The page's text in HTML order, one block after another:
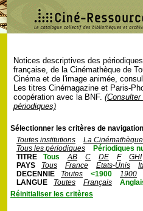
Notices descriptives des
française, de la Cinémathèque de
Cinéma et de l'image animée,
Les titres Cinémagazine et Paris-
coopération avec la BNF.
périodiques)
Sélectionner les critères de
Toutes institutions
La
Tous les périodiques
Périodiques
TITRE
Tous AB C DE F
GHI
PAYS
Tous France Etats-Unis
DECENNIE
Toutes <1900
1900
LANGUE
Toutes Français
Réinitialiser les critères